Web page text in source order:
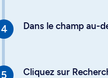
Dans le champ au-
Cliquez sur